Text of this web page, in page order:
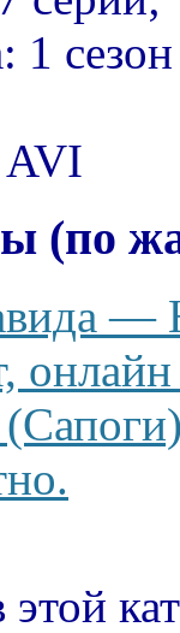
1
AVI
(по
—